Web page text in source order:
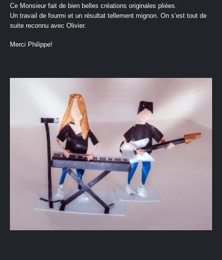
Ce Monsieur fait de bien belles créations originales pliées.
Un travail de fourmi et un résultat tellement mignon. On s’est tout de
suite reconnu avec Olivier.
Merci Philippe!